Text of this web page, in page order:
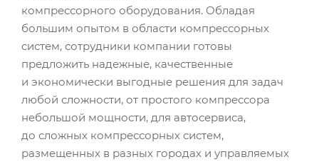
компрессорного оборудования. Обладая
большим опытом в области компрессорных
систем, сотрудники компании готовы
предложить надежные, качественные
и экономически выгодные решения для задач
любой сложности, от простого компрессора
небольшой мощности, для автосервиса,
до сложных компрессорных систем,
размещенных в разных городах и управляемых